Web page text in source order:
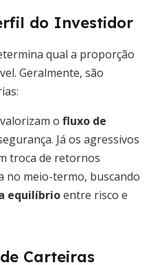
do Investidor
qual a proporção
Geralmente, são
o fluxo de
Já os agressivos
troca de retornos
no meio-termo, buscando
equilíbrioentre risco e
Carteiras